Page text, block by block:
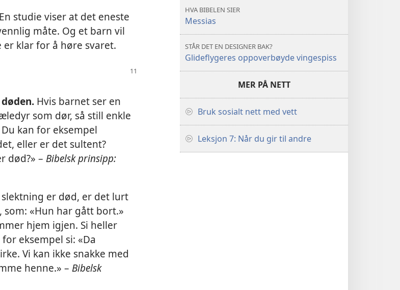
studie viser at det eneste
måte. Og et barn vil
klar for å høre svaret.
Hvis barnet ser en
som dør, så still enkle
kan for eksempel
eller er det sultent?
død?» – Bibelsk prinsipp:
er død, er det lurt
«Hun har gått bort.»
hjem igjen. Si heller
eksempel si: «Da
Vi kan ikke snakke med
henne.» – Bibelsk
HVA BIBELEN SIER
Messias
STÅR DET EN DESIGNER BAK?
Glideflygeres oppoverbøyde vingespiss
MER PÅ NETT
Bruk sosialt nett med vett
Leksjon 7: Når du gir til andre